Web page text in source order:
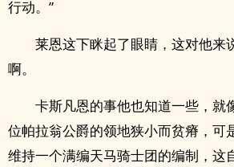
行动。”
莱恩这下眯起了眼睛，这对他来
啊。
卡斯凡恩的事他也知道一些，就
位帕拉翁公爵的领地狭小而贫瘠，可
维持一个满编天马骑士团的编制，这